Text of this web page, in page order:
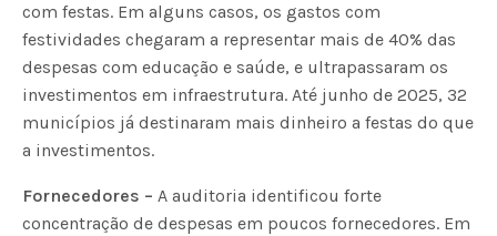
com festas. Em alguns casos, os gastos com
festividades chegaram a representar mais de 40% das
despesas com educação e saúde, e ultrapassaram os
investimentos em infraestrutura. Até junho de 2025, 32
municípios já destinaram mais dinheiro a festas do que
a investimentos.
Fornecedores –A auditoria identificou forte
concentração de despesas em poucos fornecedores. Em